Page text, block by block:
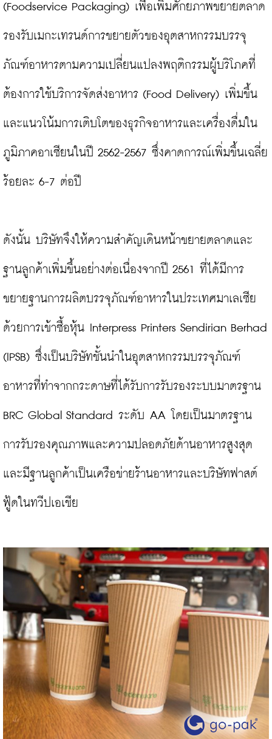
(Foodservice Packaging) เพื่อเพิ่มศักยภาพขยายตลาด
รองรับเมกะเทรนด์การขยายตัวของอุตสาหกรรมบรรจุ
ภัณฑ์อาหารตามความเปลี่ยนแปลงพฤติกรรมผู้บริโภคที่
ต้องการใช้บริการจัดส่งอาหาร (Food Delivery) เพิ่มขึ้น
และแนวโน้มการเติบโตของธุรกิจอาหารและเครื่องดื่มใน
ภูมิภาคอาเซียนในปี 2562-2567 ซึ่งคาดการณ์เพิ่มขึ้นเฉลี่ย
ร้อยละ 6-7 ต่อปี
ดังนั้น บริษัทจึงให้ความสำคัญเดินหน้าขยายตลาดและ
ฐานลูกค้าเพิ่มขึ้นอย่างต่อเนื่องจากปี 2561 ที่ได้มีการ
ขยายฐานการผลิตบรรจุภัณฑ์อาหารในประเทศมาเลเซีย
ด้วยการเข้าซื้อหุ้น Interpress Printers Sendirian Berhad
(IPSB) ซึ่งเป็นบริษัทชั้นนำในอุตสาหกรรมบรรจุภัณฑ์
อาหารที่ทำจากกระดาษที่ได้รับการรับรองระบบมาตรฐาน
BRC Global Standard ระดับ AA โดยเป็นมาตรฐาน
การรับรองคุณภาพและความปลอดภัยด้านอาหารสูงสุด
และมีฐานลูกค้าเป็นเครือข่ายร้านอาหารและบริษัทฟาสต์
ฟู้ดในทวีปเอเชีย